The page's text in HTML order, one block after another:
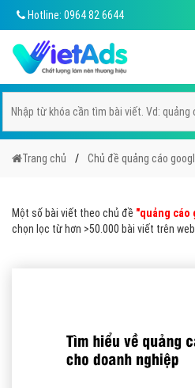
Hotline: 0964 82 6644
Trang chủ Chủ đề quảng cáo
Một số bài viết theo chủ đề "quảng cáo
chọn lọc từ hơn >50.000 bài viết trên